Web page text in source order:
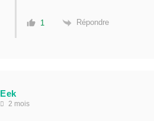
1 Répondre
Eek
2 mois